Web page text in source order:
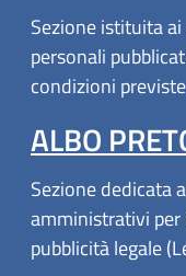
Sezione istituita
personali
condizioni
ALBO
Sezione dedicata
amministrativi per
pubblicità legale